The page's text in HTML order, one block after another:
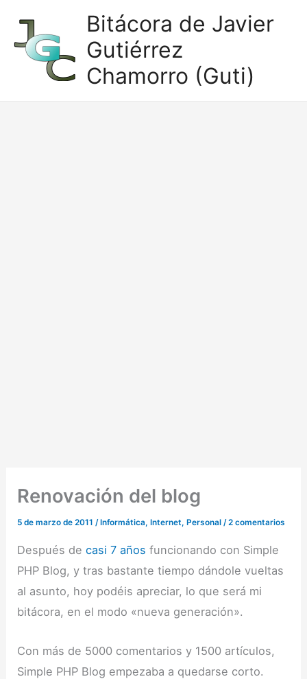
contenido
Bitácora de Javier
Gutiérrez
Chamorro (Guti)
Renovación del blog
5 de marzo de 2011/ Informática, Internet, Personal /2 comentarios
Después decasi 7 años funcionando con Simple
PHP Blog, y tras bastante tiempo dándole vueltas
al asunto, hoy podéis apreciar, lo que será mi
bitácora, en el modo «nueva generación».
Con más de 5000 comentarios y 1500 artículos,
Simple PHP Blog empezaba a quedarse corto.